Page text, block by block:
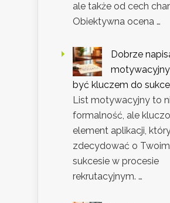
ale także od cech
Obiektywna ocena …
Dobrze
być kluczem do
List motywacyjny to
formalność, ale
element aplikacji,
zdecydować o Twoim
sukcesie w procesie
rekrutacyjnym. …